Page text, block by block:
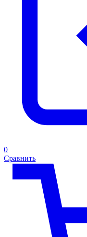
0
Сравнить